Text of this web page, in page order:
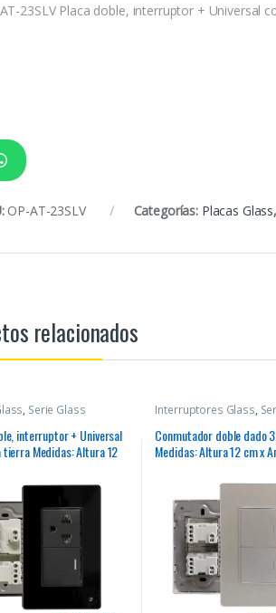
23SLV Placa doble, interruptor + Universal
OP-AT-23SLV Categorías: Placas Glass,
relacionados
, Serie Glass
interruptor + Universal
tierra Medidas: Altura 12
Interruptores Glass,
Conmutador doble dado
Medidas: Altura 12 cm x